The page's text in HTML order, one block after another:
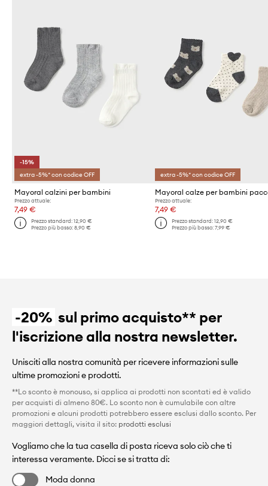
-15%
extra -5%* con codice OFF
Mayoral calzini per bambini
Prezzo attuale:
7,49 €
Prezzo standard:12,90 €
Prezzo più basso:8,90 €
extra -5%* con codice OFF
Prezzo attuale:
7,49 €
Prezzo standard: 12,90 €
Prezzo più basso: 7,99 €
-20% sul primo acquisto** per
l'iscrizione alla nostra newsletter.
Unisciti alla nostra comunità per ricevere informazioni sulle
ultime promozioni e prodotti.
**Lo sconto è monouso, si applica ai prodotti non scontati ed è valido
per acquisti di almeno 80€. Lo sconto non è cumulabile con altre
promozioni e alcuni prodotti potrebbero essere esclusi dallo sconto. Per
maggiori dettagli, visita il sito: prodotti esclusi
Vogliamo che la tua casella di posta riceva solo ciò che ti
interessa veramente. Dicci se si tratta di:
Moda donna